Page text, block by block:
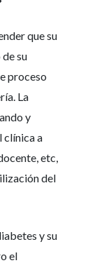
que su
su
proceso
La
y
clínica a
etc,
del
y su
el